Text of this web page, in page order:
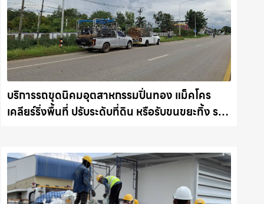
บริการรถขุดนิคมอุตสาหกรรมปิ่นทอง แม็คโคร
เคลียร์ริ่งพื้นที่ ปรับระดับที่ดิน หรือรับขนขยะทิ้ง รถ